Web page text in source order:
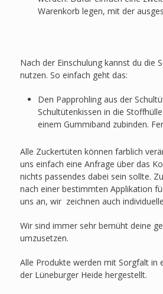
Warenkorb legen, mit der
Nach der Einschulung kannst du die
nutzen. So einfach geht das:
Den Papprohling aus der
Schultütenkissen in die
einem Gummiband zubinden.
Alle Zuckertüten können farblich
uns einfach eine Anfrage über das
nichts passendes dabei sein sollte.
nach einer bestimmten Applikation
uns an, wir zeichnen auch
Wir sind immer sehr bemüht deine
umzusetzen.
Alle Produkte werden mit Sorgfalt in
der Lüneburger Heide hergestellt.